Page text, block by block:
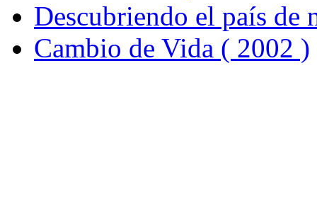
Descubriendo el país de
Cambio de Vida ( 2002 )